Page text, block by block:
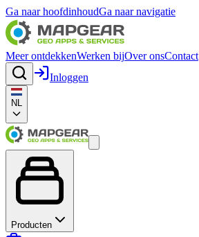
Ga naar hoofdinhoudGa naar navigatie
Meer ontdekkenWerken bijOver onsContact
Inloggen
NL
Producten